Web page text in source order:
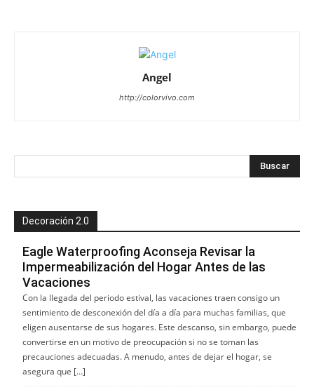
Angel
http://colorvivo.com
Decoración 2.0
Eagle Waterproofing Aconseja Revisar la
Impermeabilización del Hogar Antes de las
Vacaciones
Con la llegada del periodo estival, las vacaciones traen consigo un
sentimiento de desconexión del día a día para muchas familias, que
eligen ausentarse de sus hogares. Este descanso, sin embargo, puede
convertirse en un motivo de preocupación si no se toman las
precauciones adecuadas. A menudo, antes de dejar el hogar, se
asegura que […]